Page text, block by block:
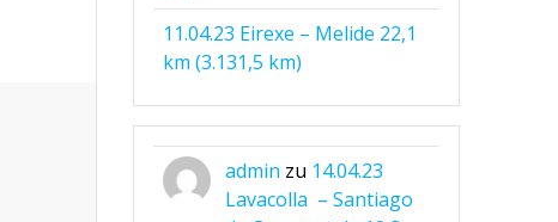
11.04.23 Eirexe – Melide 22,1
km (3.131,5 km)
admin zu 14.04.23
Lavacolla – Santiago